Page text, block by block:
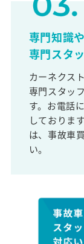
専門知識
専門スタ
カーネクス
専門スタッ
す。お電話
しておりま
は、事故車
い。